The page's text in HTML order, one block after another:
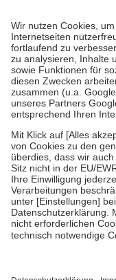
höchstens zehn Euro.
Kosten der Leistung zu
Diese Regeln gelten
Bei Heilmitteln und
Zuzahlung zehn
Verordnung.
Um das Engagement
stärken und die
fallenkeine
• Kindern und
mit Ausnahme der
• Untersuchungen zur
GKV getragen werden
• empfohlenen
• Harn- und